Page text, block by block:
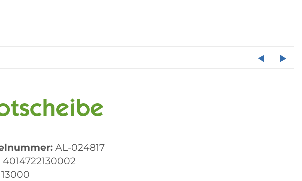
AL-024817
4014722130002
13000